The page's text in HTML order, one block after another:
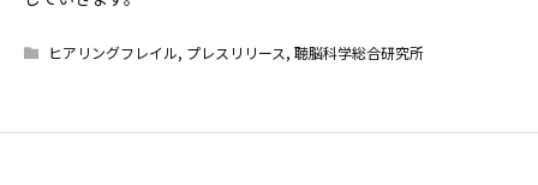
ヒアリングフレイル, プレスリリース, 聴脳科学総合研究所